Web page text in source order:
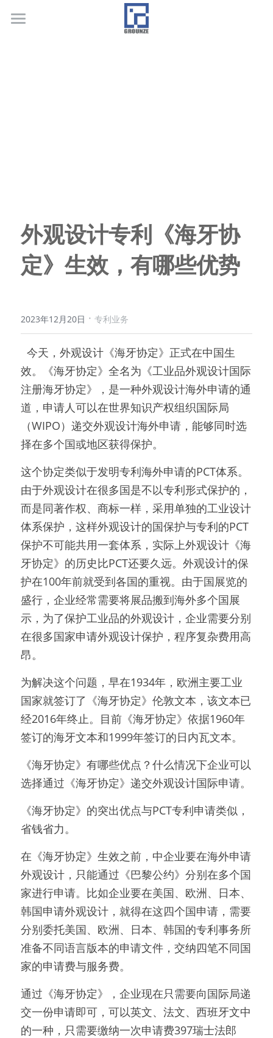
外观设计专利《海牙协
定》生效，有哪些优势
2023年12月20日 · 专利业务
效。《海牙协定》全名为《工业品外观设计国际
注册海牙协定》，是一种外观设计海外申请的通
道，申请人可以在世界知识产权组织国际局
（WIPO）递交外观设计海外申请，能够同时选
择在多个国或地区获得保护。
这个协定类似于发明专利海外申请的PCT体系。
由于外观设计在很多国是不以专利形式保护的，
而是同著作权、商标一样，采用单独的工业设计
体系保护，这样外观设计的国保护与专利的PCT
保护不可能共用一套体系，实际上外观设计《海
牙协定》的历史比PCT还要久远。外观设计的保
护在100年前就受到各国的重视。由于国展览的
盛行，企业经常需要将展品搬到海外多个国展
示，为了保护工业品的外观设计，企业需要分别
在很多国家申请外观设计保护，程序复杂费用高
昂。
为解决这个问题，早在1934年，欧洲主要工业
国家就签订了《海牙协定》伦敦文本，该文本已
经2016年终止。目前《海牙协定》依据1960年
签订的海牙文本和1999年签订的日内瓦文本。
《海牙协定》有哪些优点？什么情况下企业可以
选择通过《海牙协定》递交外观设计国际申请。
《海牙协定》的突出优点与PCT专利申请类似，
省钱省力。
在《海牙协定》生效之前，中企业要在海外申请
外观设计，只能通过《巴黎公约》分别在多个国
家进行申请。比如企业要在美国、欧洲、日本、
韩国申请外观设计，就得在这四个国申请，需要
分别委托美国、欧洲、日本、韩国的专利事务所
准备不同语言版本的申请文件，交纳四笔不同国
家的申请费与服务费。
通过《海牙协定》，企业现在只需要向国际局递
交一份申请即可，可以英文、法文、西班牙文中
的一种，只需要缴纳一次申请费397瑞士法郎